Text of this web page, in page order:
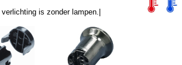
is zonder lampen.|